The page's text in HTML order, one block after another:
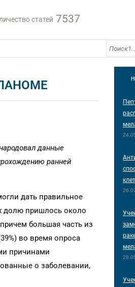
статей 7537
данные
ранней
дать правильное
долю пришлось около
большая часть из
во время опроса
причинами
о заболевании,